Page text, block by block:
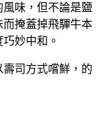
味，但不論是鹽
而掩蓋掉飛驒牛本
妙中和。
司方式嚐鮮，的